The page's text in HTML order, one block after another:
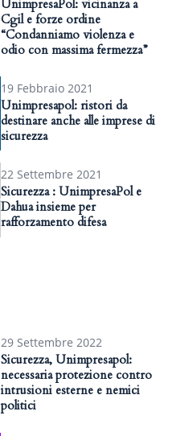
UnimpresaPol: vicinanza a
Cgil e forze ordine
“Condanniamo violenza e
odio con massima fermezza”
19 Febbraio 2021
Unimpresapol: ristori da
destinare anche alle imprese di
sicurezza
22 Settembre 2021
Sicurezza : UnimpresaPol e
Dahua insieme per
rafforzamento difesa
29 Settembre 2022
Sicurezza, Unimpresapol:
necessaria protezione contro
intrusioni esterne e nemici
politici